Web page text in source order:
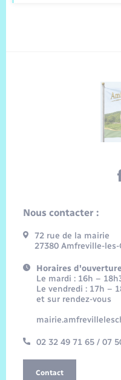
Nous contacter :
72 rue de la mairie
27380 Amfreville-les-
Horaires
Le mardi : 16h –
Le vendredi : 17h –
et sur rendez-vous
02 32 49 71 65 / 07
Contact